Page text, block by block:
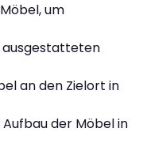
um
ausgestatteten
an den Zielort in
der Möbel in